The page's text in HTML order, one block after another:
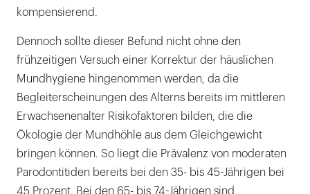
kompensierend.
Dennoch sollte dieser Befund nicht ohne den
frühzeitigen Versuch einer Korrektur der häuslichen
Mundhygiene hingenommen werden, da die
Begleiterscheinungen des Alterns bereits im mittleren
Erwachsenenalter Risikofaktoren bilden, die die
Ökologie der Mundhöhle aus dem Gleichgewicht
bringen können. So liegt die Prävalenz von moderaten
Parodontitiden bereits bei den 35- bis 45-Jährigen bei
45 Prozent. Bei den 65- bis 74-Jährigen sind